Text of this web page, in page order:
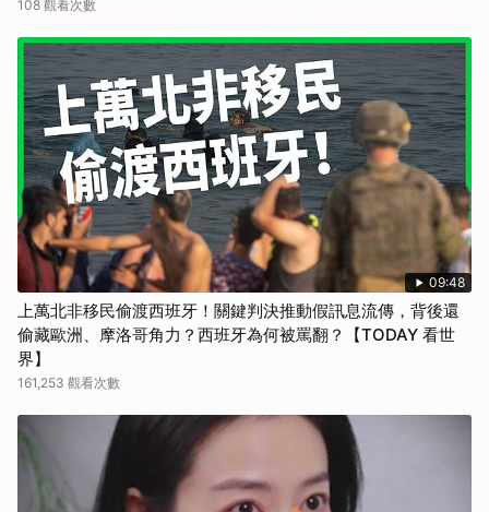
108 觀看次數
09:48
上萬北非移民偷渡西班牙！關鍵判決推動假訊息流傳，背後還
偷藏歐洲、摩洛哥角力？西班牙為何被罵翻？【TODAY 看世
界】
161,253 觀看次數